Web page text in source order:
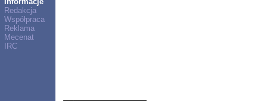
Redakcja
Współpraca
Reklama
Mecenat
IRC